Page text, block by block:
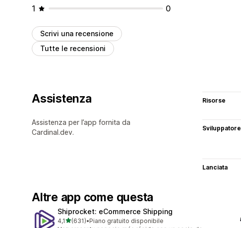
1
0
Scrivi una recensione
Tutte le recensioni
Assistenza
Assistenza per l’app fornita da
Cardinal.dev.
Risorse
Sviluppatore
Lanciata
Altre app come questa
Shiprocket: eCommerce Shipping
4,1stelle su 5
(631)
631 recensioni totali
•Piano gratuito disponibile